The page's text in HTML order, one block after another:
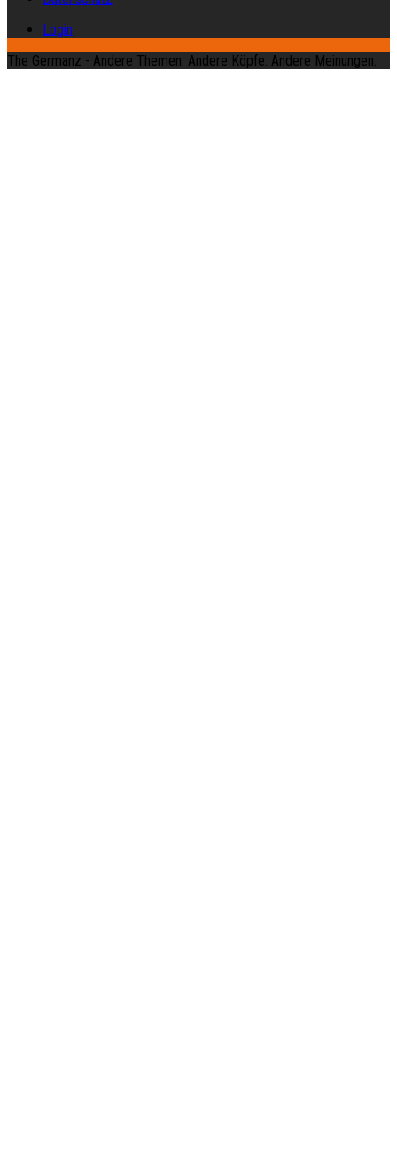
Login
The Germanz - Andere Themen. Andere Köpfe. Andere Meinungen.